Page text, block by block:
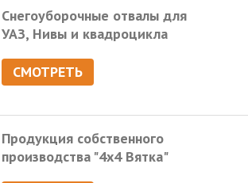
Снегоуборочные отвалы для
УАЗ, Нивы и квадроцикла
СМОТРЕТЬ
Продукция собственного
производства "4х4 Вятка"